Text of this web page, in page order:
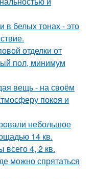
в белых тонах - это
отделки от
пол, минимум
вещь - на своём
покоя и
небольшое
14 кв.
всего 4, 2 кв.
можно спрятаться